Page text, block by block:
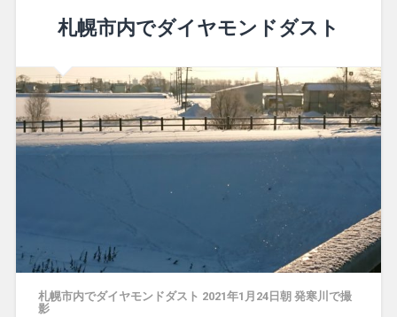
札幌市内でダイヤモンドダスト
札幌市内でダイヤモンドダスト 2021年1月24日朝 発寒川で撮
影